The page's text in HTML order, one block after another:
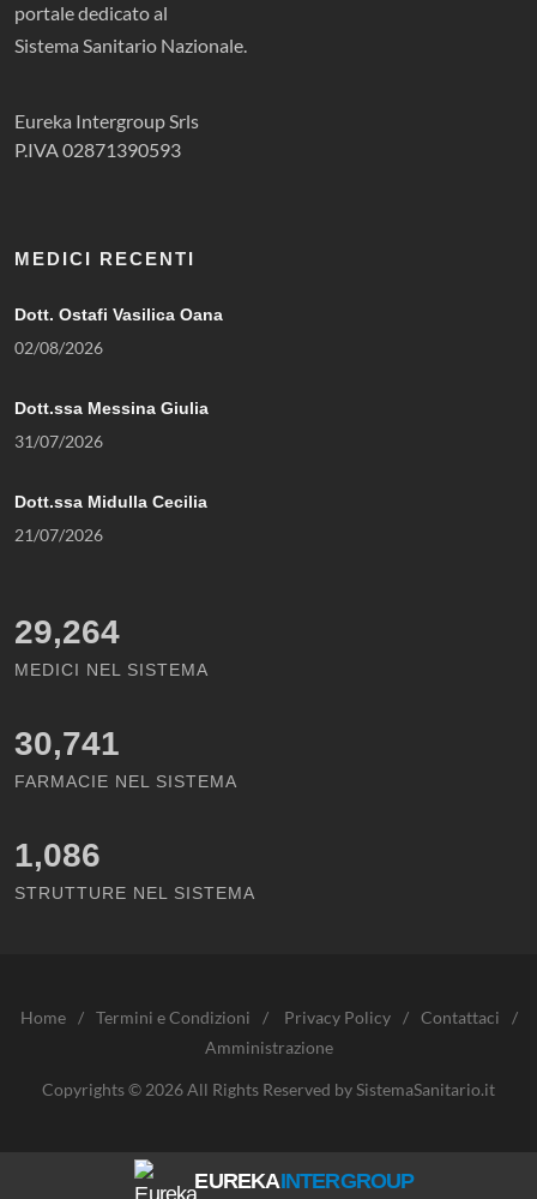
portale dedicato al
Sistema Sanitario Nazionale.
Eureka Intergroup Srls
P.IVA 02871390593
MEDICI RECENTI
Dott. Ostafi Vasilica Oana
02/08/2026
Dott.ssa Messina Giulia
31/07/2026
Dott.ssa Midulla Cecilia
21/07/2026
29,264
MEDICI NEL SISTEMA
30,741
FARMACIE NEL SISTEMA
1,086
STRUTTURE NEL SISTEMA
Home / Termini e Condizioni / Privacy Policy / Contattaci
/
Amministrazione
Copyrights © 2026 All Rights Reserved by SistemaSanitario.it
EUREKAINTERGROUP